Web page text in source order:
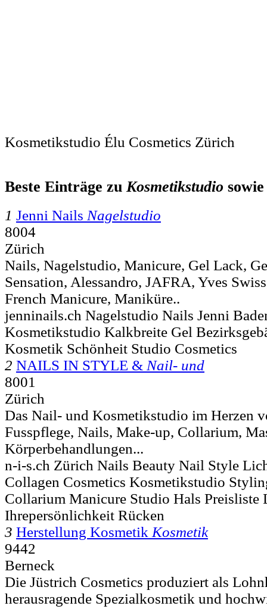
Kosmetikstudio Élu Cosmetics Zürich
Beste Einträge zuKosmetikstudio
1 Jenni Nails Nagelstudio
8004
Zürich
Nails, Nagelstudio, Manicure, Gel Lack,
Sensation, Alessandro, JAFRA, Yves
French Manicure, Maniküre..
jenninails.ch Nagelstudio Nails Jenni
Kosmetikstudio Kalkbreite Gel
Kosmetik Schönheit Studio Cosmetics
2 NAILS IN STYLE & Nail- und
8001
Zürich
Das Nail- und Kosmetikstudio im Herzen
Fusspflege, Nails, Make-up, Collarium,
Körperbehandlungen...
n-i-s.ch Zürich Nails Beauty Nail Style
Collagen Cosmetics Kosmetikstudio
Collarium Manicure Studio Hals Preisliste
Ihrepersönlichkeit Rücken
3 Herstellung Kosmetik Kosmetik
9442
Berneck
Die Jüstrich Cosmetics produziert als
herausragende Spezialkosmetik und